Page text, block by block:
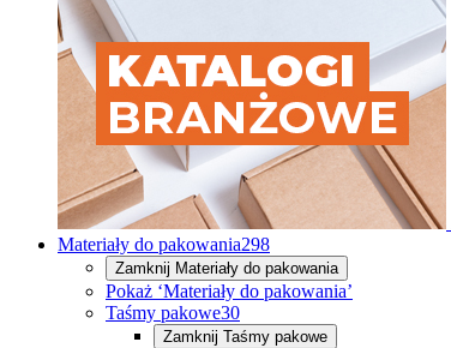
Materiały do pakowania298
Zamknij Materiały do pakowania
Pokaż ‘Materiały do pakowania’
Taśmy pakowe30
Zamknij Taśmy pakowe